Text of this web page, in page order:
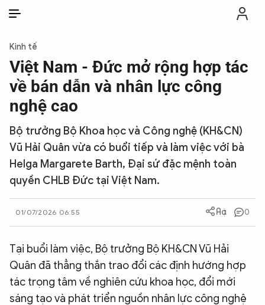
THỜI SỰ
CÔNG AN TRONG LÒNG DÂN
XÃ HỘI
CÔNG NGHỆ
QUỐC TẾ
Kinh tế
Việt Nam - Đức mở rộng hợp tác
về bán dẫn và nhân lực công
nghệ cao
Bộ trưởng Bộ Khoa học và Công nghệ (KH&CN)
Vũ Hải Quân vừa có buổi tiếp và làm việc với bà
Helga Margarete Barth, Đại sứ đặc mệnh toàn
quyền CHLB Đức tại Việt Nam.
01/07/2026 06:55 0
Tại buổi làm việc, Bộ trưởng Bộ KH&CN Vũ Hải
Quân đã thẳng thắn trao đổi các định hướng hợp
tác trọng tâm về nghiên cứu khoa học, đổi mới
sáng tạo và phát triển nguồn nhân lực công nghệ